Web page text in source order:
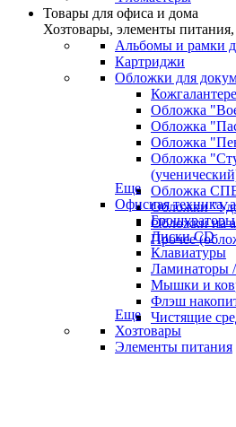
Товары для офиса и дома
Хозтовары, элементы
Альбомы и рамки
Картриджи
Обложки для
Обложка
Обложка
Обложка
Обложка
Обложка
Обложки
Обложки на
Прочее
Еще
Офисная техника,
Диски CD
Клавиатуры
Ламинаторы
Мышки и
Флэш
Чистящие
Еще
Хозтовары
Элементы питания